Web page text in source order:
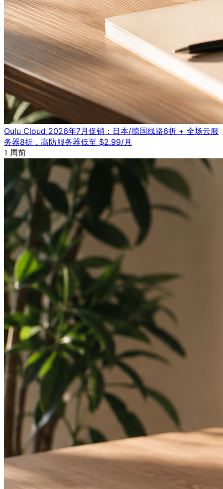
Oulu Cloud 2026年7月促销：日本/德国线路6折 + 全场云服
务器8折，高防服务器低至 $2.99/月
1 周前